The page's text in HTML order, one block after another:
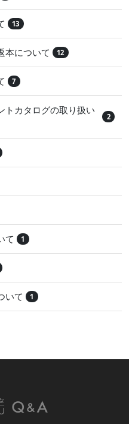
13
本について 12
7
トカタログの取り扱い
2
て 1
いて 1